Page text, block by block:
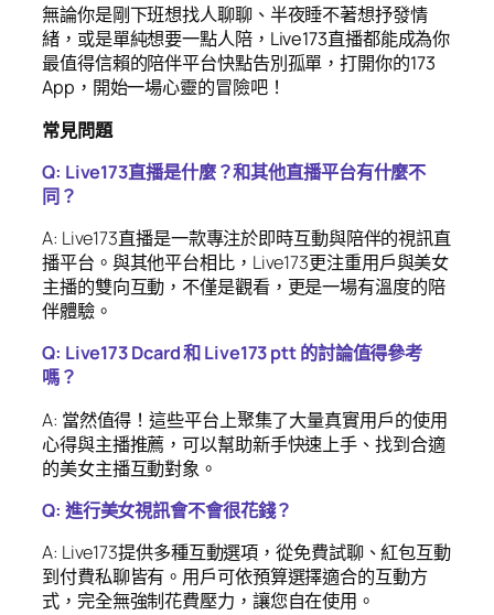
無論你是剛下班想找人聊聊、半夜睡不著想抒發情
緒，或是單純想要一點人陪，Live173直播都能成為你
最值得信賴的陪伴平台快點告別孤單，打開你的173
App，開始一場心靈的冒險吧！
常見問題
Q: Live173直播是什麼？和其他直播平台有什麼不
同？
A: Live173直播是一款專注於即時互動與陪伴的視訊直
播平台。與其他平台相比，Live173更注重用戶與美女
主播的雙向互動，不僅是觀看，更是一場有溫度的陪
伴體驗。
Q: Live173 Dcard 和 Live173 ptt 的討論值得參考
嗎？
A: 當然值得！這些平台上聚集了大量真實用戶的使用
心得與主播推薦，可以幫助新手快速上手、找到合適
的美女主播互動對象。
Q: 進行美女視訊會不會很花錢？
A: Live173提供多種互動選項，從免費試聊、紅包互動
到付費私聊皆有。用戶可依預算選擇適合的互動方
式，完全無強制花費壓力，讓您自在使用。